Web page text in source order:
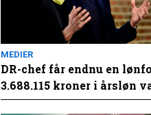
MEDIER
DR-chef får endnu en
3.688.115 kroner i årsløn